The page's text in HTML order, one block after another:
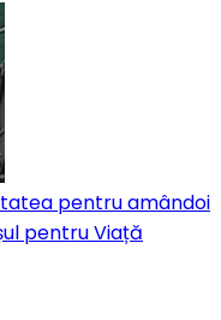
pentru amândoi
pentru Viață